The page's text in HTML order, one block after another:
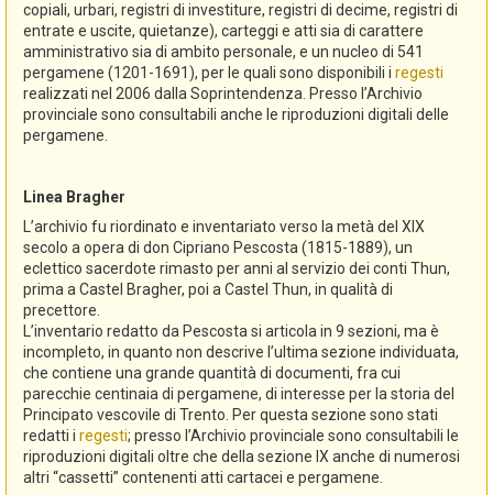
copiali, urbari, registri di investiture, registri di decime, registri di
entrate e uscite, quietanze), carteggi e atti sia di carattere
amministrativo sia di ambito personale, e un nucleo di 541
pergamene (1201-1691), per le quali sono disponibili i regesti
realizzati nel 2006 dalla Soprintendenza. Presso l’Archivio
provinciale sono consultabili anche le riproduzioni digitali delle
pergamene.
Linea Bragher
L’archivio fu riordinato e inventariato verso la metà del XIX
secolo a opera di don Cipriano Pescosta (1815-1889), un
eclettico sacerdote rimasto per anni al servizio dei conti Thun,
prima a Castel Bragher, poi a Castel Thun, in qualità di
precettore.
L’inventario redatto da Pescosta si articola in 9 sezioni, ma è
incompleto, in quanto non descrive l’ultima sezione individuata,
che contiene una grande quantità di documenti, fra cui
parecchie centinaia di pergamene, di interesse per la storia del
Principato vescovile di Trento. Per questa sezione sono stati
redatti i regesti; presso l’Archivio provinciale sono consultabili le
riproduzioni digitali oltre che della sezione IX anche di numerosi
altri “cassetti” contenenti atti cartacei e pergamene.